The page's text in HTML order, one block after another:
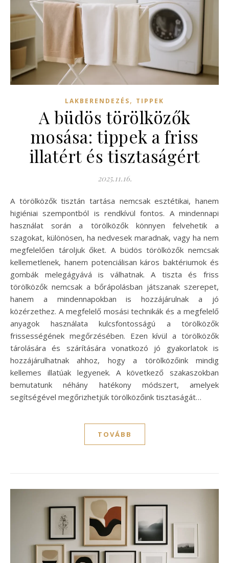
LAKBERENDEZÉS, TIPPEK
A büdös törölközők
mosása: tippek a friss
illatért és tisztaságért
2025.11.16.
A törölközők tisztán tartása nemcsak esztétikai, hanem
higiéniai szempontból is rendkívül fontos. A mindennapi
használat során a törölközők könnyen felvehetik a
szagokat, különösen, ha nedvesek maradnak, vagy ha nem
megfelelően tároljuk őket. A büdös törölközők nemcsak
kellemetlenek, hanem potenciálisan káros baktériumok és
gombák melegágyává is válhatnak. A tiszta és friss
törölközők nemcsak a bőrápolásban játszanak szerepet,
hanem a mindennapokban is hozzájárulnak a jó
közérzethez. A megfelelő mosási technikák és a megfelelő
anyagok használata kulcsfontosságú a törölközők
frissességének megőrzésében. Ezen kívül a törölközők
tárolására és szárítására vonatkozó jó gyakorlatok is
hozzájárulhatnak ahhoz, hogy a törölközőink mindig
kellemes illatúak legyenek. A következő szakaszokban
bemutatunk néhány hatékony módszert, amelyek
segítségével megőrizhetjük törölközőink tisztaságát…
TOVÁBB